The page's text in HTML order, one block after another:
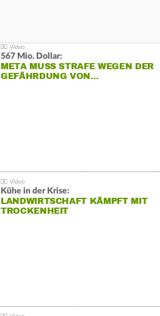
567 Mio. Dollar:
META MUSS STRAFE WEGEN DER
GEFÄHRDUNG VON…
Kühe in der Krise:
LANDWIRTSCHAFT KÄMPFT MIT
TROCKENHEIT